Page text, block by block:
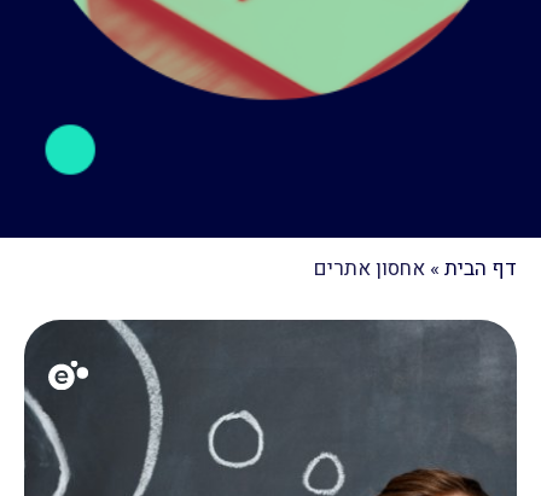
דף הבית » אחסון אתרים